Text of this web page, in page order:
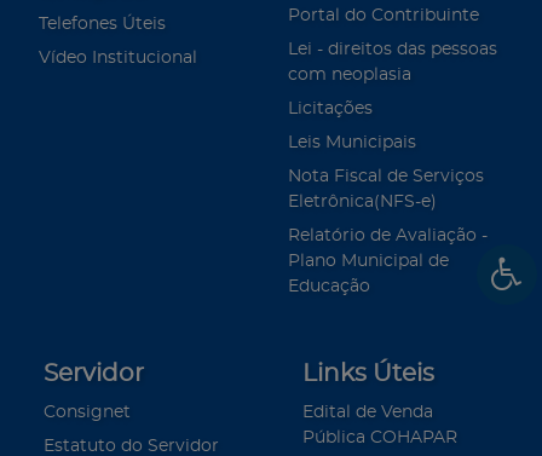
Telefones Úteis
Vídeo Institucional
Portal do Contribuinte
Lei - direitos das pessoas
com neoplasia
Licitações
Leis Municipais
Nota Fiscal de Serviços
Eletrônica(NFS-e)
Relatório de Avaliação -
Plano Municipal de
Educação
Servidor
Consignet
Estatuto do Servidor
Links Úteis
Edital de Venda
Pública COHAPAR